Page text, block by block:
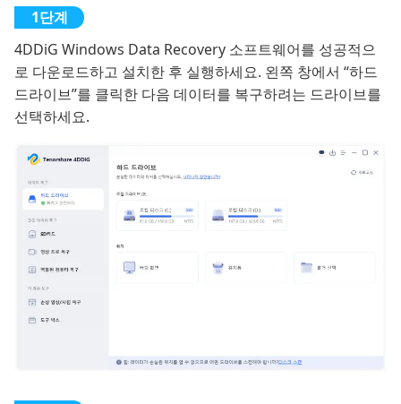
4DDiG Windows Data Recovery 소프트웨어를 성공적으
로 다운로드하고 설치한 후 실행하세요. 왼쪽 창에서 “하드
드라이브”를 클릭한 다음 데이터를 복구하려는 드라이브를
선택하세요.